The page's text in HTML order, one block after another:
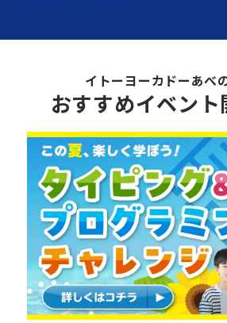
イトーヨーカドーあべ
おすすめイベント